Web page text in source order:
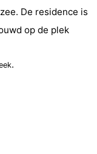
De residence is
op de plek
.